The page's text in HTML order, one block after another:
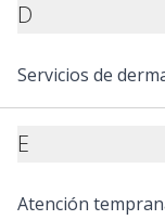
D
Servicios de
E
Atención